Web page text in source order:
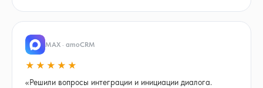
MAX · amoCRM
★★★★★
«Решили вопросы интеграции и инициации диалога.